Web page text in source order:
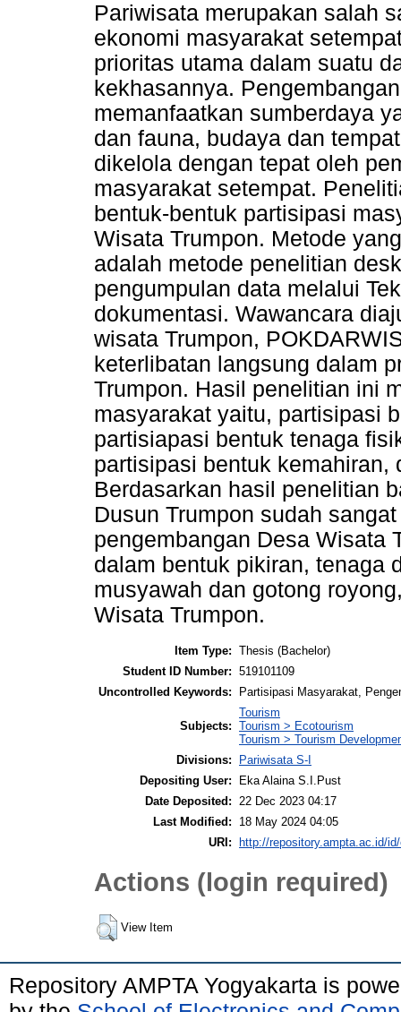
Pariwisata merupakan salah
ekonomi masyarakat
prioritas utama dalam suatu
kekhasannya.
memanfaatkan sumberdaya
dan fauna, budaya dan
dikelola dengan tepat oleh
masyarakat setempat.
bentuk-bentuk partisipasi
Wisata Trumpon. Metode
adalah metode penelitian
pengumpulan data melalui
dokumentasi. Wawancara
wisata Trumpon,
keterlibatan langsung dalam
Trumpon. Hasil penelitian ini
masyarakat yaitu, partisipasi
partisiapasi bentuk tenaga
partisipasi bentuk
Berdasarkan hasil penelitian
Dusun Trumpon sudah
pengembangan Desa Wisata
dalam bentuk pikiran, tenaga
musyawah dan gotong
Wisata Trumpon.
Item Type: Thesis (Bachelor)
Student ID Number: 519101109
Uncontrolled Keywords:
Partisipasi Masyarakat,
Subjects:
Tourism
Tourism > Ecotourism
Tourism > Tourism
Divisions:
Pariwisata S-I
Depositing User:
Eka Alaina S.I.Pust
Date Deposited:
22 Dec 2023 04:17
Last Modified:
18 May 2024 04:05
URI:
http://repository.ampta.ac.id/
Actions (login required)
View Item
Repository AMPTA Yogyakarta is